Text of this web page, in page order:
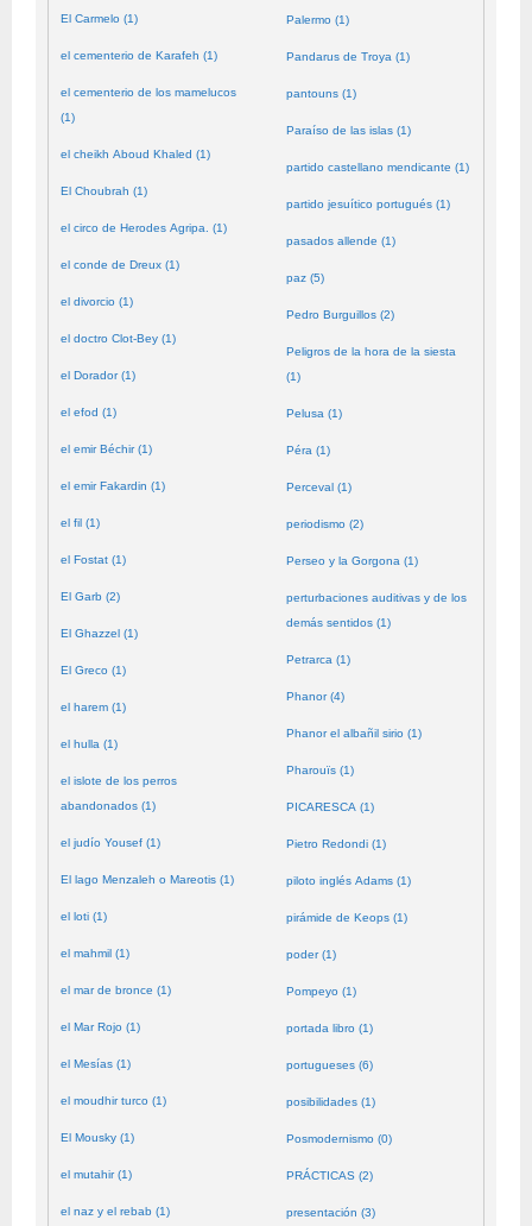
El Carmelo (1)
el cementerio de Karafeh (1)
el cementerio de los mamelucos
(1)
el cheikh Aboud Khaled (1)
El Choubrah (1)
el circo de Herodes Agripa. (1)
el conde de Dreux (1)
el divorcio (1)
el doctro Clot-Bey (1)
el Dorador (1)
el efod (1)
el emir Béchir (1)
el emir Fakardin (1)
el fil (1)
el Fostat (1)
El Garb (2)
El Ghazzel (1)
El Greco (1)
el harem (1)
el hulla (1)
el islote de los perros
abandonados (1)
el judío Yousef (1)
El lago Menzaleh o Mareotis (1)
el loti (1)
el mahmil (1)
el mar de bronce (1)
el Mar Rojo (1)
el Mesías (1)
el moudhir turco (1)
El Mousky (1)
el mutahir (1)
el naz y el rebab (1)
Palermo (1)
Pandarus de Troya (1)
pantouns (1)
Paraíso de las islas (1)
partido castellano mendicante (1)
partido jesuítico portugués (1)
pasados allende (1)
paz (5)
Pedro Burguillos (2)
Peligros de la hora de la siesta
(1)
Pelusa (1)
Péra (1)
Perceval (1)
periodismo (2)
Perseo y la Gorgona (1)
perturbaciones auditivas y de los
demás sentidos (1)
Petrarca (1)
Phanor (4)
Phanor el albañil sirio (1)
Pharouïs (1)
PICARESCA (1)
Pietro Redondi (1)
piloto inglés Adams (1)
pirámide de Keops (1)
poder (1)
Pompeyo (1)
portada libro (1)
portugueses (6)
posibilidades (1)
Posmodernismo (0)
PRÁCTICAS (2)
presentación (3)